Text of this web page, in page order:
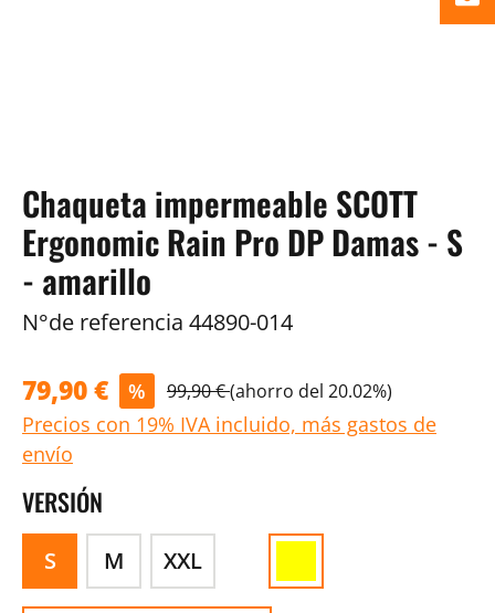
Chaqueta impermeable SCOTT
Ergonomic Rain Pro DP Damas - S
- amarillo
N°de referencia 44890-014
79,90 € % 99,90 €(ahorro del 20.02%)
Precios con 19% IVA incluido, más gastos de
envío
VERSIÓN
S M XXL